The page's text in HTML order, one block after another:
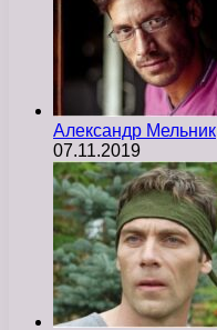
Александр Мельник
07.11.2019